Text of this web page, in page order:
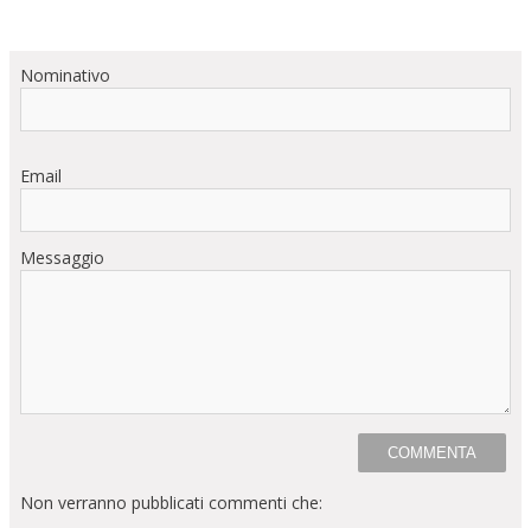
Nominativo
Email
Messaggio
Non verranno pubblicati commenti che: